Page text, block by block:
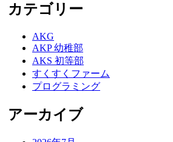
カテゴリー
AKG
AKP 幼稚部
AKS 初等部
すくすくファーム
プログラミング
アーカイブ